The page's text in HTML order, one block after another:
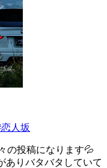
人坂
の投稿になります💦
ありバタバタしていて